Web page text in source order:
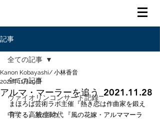
記事
全ての記事
ヴァイオリンコンサート記録
中学・高校生時代
全ての記事
アルマ・マーラーを追う_2021.11.28
Kanon Kobayashi/ 小林香音
2021年11月29日
まほろば芸術ラボ主催『熱き恋は作曲家を鍛え
育てる』第2回の、『風の花嫁・アルママーラ